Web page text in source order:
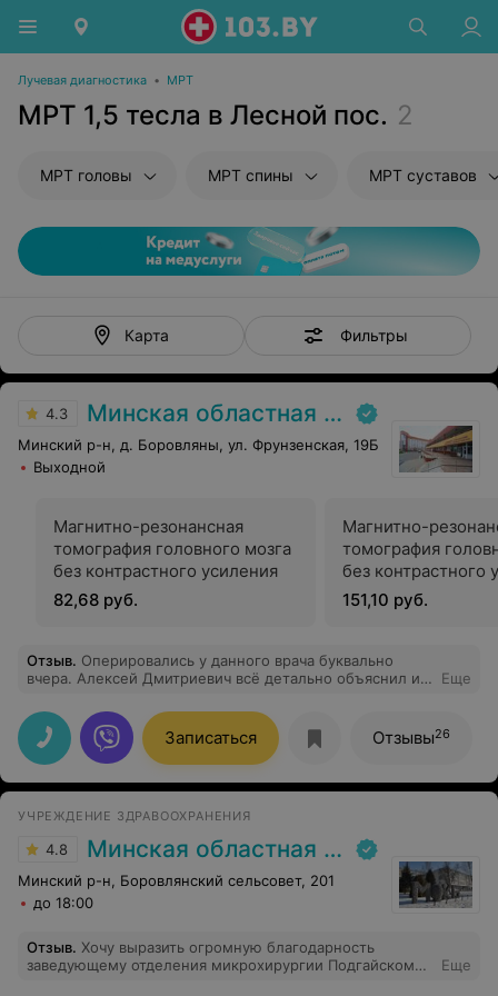
Лучевая диагностика • МРТ
МРТ 1,5 тесла в Лесной пос. 2
МРТ головы МРТ спины МРТ суставов
Карта Фильтры
4.3 Минская областная детская клиническая больница
Минский р-н, д. Боровляны, ул. Фрунзенская, 19Б
Выходной
Магнитно-резонансная
томография головного мозга
без контрастного усиления
82,68 руб.
Магнитно-
томография
без контрастного
исследованием
151,10 руб.
Отзыв. Оперировались у данного врача буквально
вчера. Алексей Дмитриевич всё детально объяснил и
внимательный. Нам с сыном он понравился.
Еще
Записаться Отзывы26
УЧРЕЖДЕНИЕ ЗДРАВООХРАНЕНИЯ
4.8 Минская областная клиническая больница
Минский р-н, Боровлянский сельсовет, 201
до 18:00
Отзыв. Хочу выразить огромную благодарность
заведующему отделения микрохирургии Подгайскому
Еще